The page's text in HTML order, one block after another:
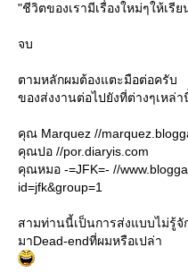
"ชีวิตของเรามีเรื่องใหม่ๆให้เรี
จบ
ตามหลักผมต้องแตะมือต่อครับ
ของส่งงานต่อไปยังที่ต่างๆเหล่
คุณ Marquez //
คุณปอ //por.diaryis.com
คุณหมอ -=JFK=- //
id=jfk&group=1
สามท่านนี้เป็นการส่งแบบไม่รู้
มาDead-endที่ผมหรือเปล่า